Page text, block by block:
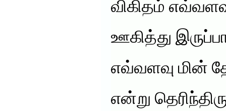
விகிதம்
ஊகித்து
எவ்வளவு மின்
என்று